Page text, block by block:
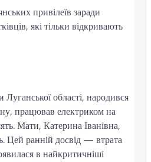
привілеїв заради
які тільки відкривають
області, народився
працював електриком на
Мати, Катерина Іванівна,
Цей ранній досвід — втрата
в найкритичніші